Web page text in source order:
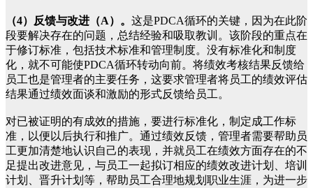
（4）反馈与改进（A）。 这是PDCA循环的关键，因为在此阶
段要解决存在的问题，总结经验和吸取教训。该阶段的重点在
于修订标准，包括技术标准和管理制度。没有标准化和制度
化，就不可能使PDCA循环转动向前。将绩效考核结果反馈给
员工也是管理者的主要任务，这要求管理者将员工的绩效评估
结果通过绩效面谈和激励的形式反馈给员工。
对已被证明的有成效的措施，要进行标准化，制定成工作标
准，以便以后执行和推广。通过绩效反馈，管理者需要帮助员
工更加清楚地认识自己的表现，并就员工在绩效方面存在的不
足提出改进意见，与员工一起拟订相应的绩效改进计划、培训
计划、晋升计划等，帮助员工合理地规划职业生涯，为进一步